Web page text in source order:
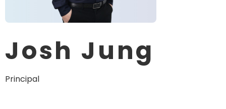
Josh Jung
Principal